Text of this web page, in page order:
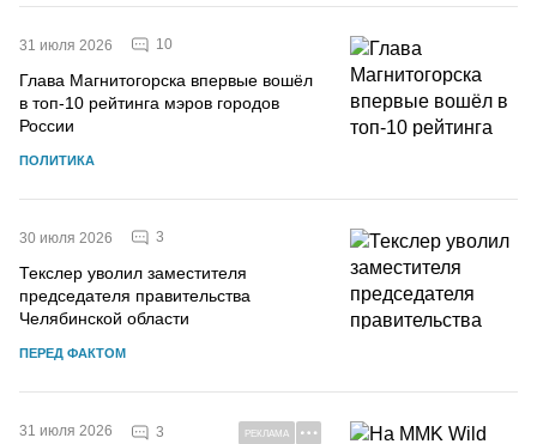
31 июля 2026 10
Глава Магнитогорска впервые вошёл
в топ-10 рейтинга мэров городов
России
ПОЛИТИКА
30 июля 2026 3
Текслер уволил заместителя
председателя правительства
Челябинской области
ПЕРЕД ФАКТОМ
31 июля 2026 3 РЕКЛАМА